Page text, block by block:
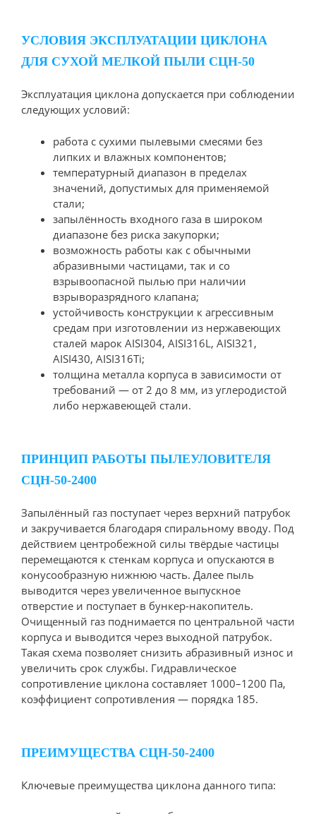
УСЛОВИЯ ЭКСПЛУАТАЦИИ ЦИКЛОНА
ДЛЯ СУХОЙ МЕЛКОЙ ПЫЛИ CЦН-50
Эксплуатация циклона допускается при соблюдении
следующих условий:
работа с сухими пылевыми смесями без
липких и влажных компонентов;
температурный диапазон в пределах
значений, допустимых для применяемой
стали;
запылённость входного газа в широком
диапазоне без риска закупорки;
возможность работы как с обычными
абразивными частицами, так и со
взрывоопасной пылью при наличии
взрыворазрядного клапана;
устойчивость конструкции к агрессивным
средам при изготовлении из нержавеющих
сталей марок AISI304, AISI316L, AISI321,
AISI430, AISI316Ti;
толщина металла корпуса в зависимости от
требований — от 2 до 8 мм, из углеродистой
либо нержавеющей стали.
ПРИНЦИП РАБОТЫ ПЫЛЕУЛОВИТЕЛЯ
СЦН-50-2400
Запылённый газ поступает через верхний патрубок
и закручивается благодаря спиральному вводу. Под
действием центробежной силы твёрдые частицы
перемещаются к стенкам корпуса и опускаются в
конусообразную нижнюю часть. Далее пыль
выводится через увеличенное выпускное
отверстие и поступает в бункер-накопитель.
Очищенный газ поднимается по центральной части
корпуса и выводится через выходной патрубок.
Такая схема позволяет снизить абразивный износ и
увеличить срок службы. Гидравлическое
сопротивление циклона составляет 1000–1200 Па,
коэффициент сопротивления — порядка 185.
ПРЕИМУЩЕСТВА СЦН-50-2400
Ключевые преимущества циклона данного типа: